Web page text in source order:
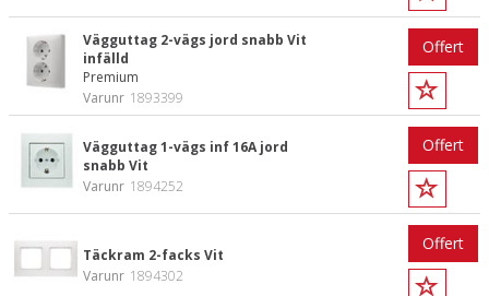
Vägguttag 2-vägs jord snabb Vit
infälld
Premium
Varunr 1893399
Offert
Vägguttag 1-vägs inf 16A jord
snabb Vit
Varunr 1894252
Offert
Täckram 2-facks Vit
Varunr 1894302
Offert